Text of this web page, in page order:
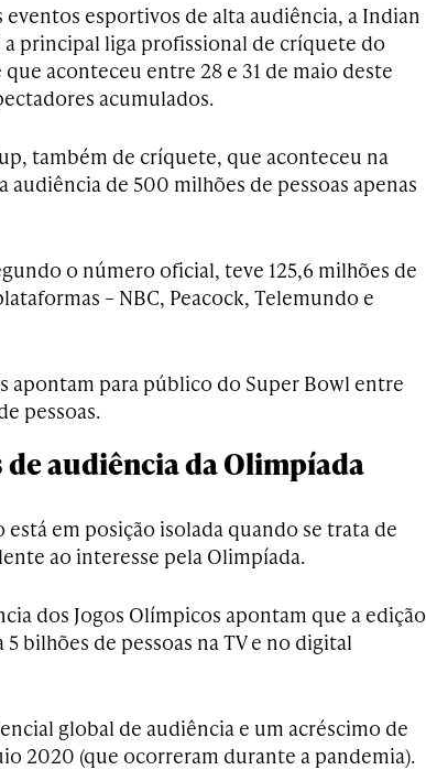
esportivos de alta audiência, a Indian
a principal liga profissional de críquete do
aconteceu entre 28 e 31 de maio deste
acumulados.
também de críquete, que aconteceu na
audiência de 500 milhões de pessoas apenas
o número oficial, teve 125,6 milhões de
– NBC, Peacock, Telemundo e
apontam para público do Super Bowl entre
pessoas.
audiência da Olimpíada
em posição isolada quando se trata de
ao interesse pela Olimpíada.
dos Jogos Olímpicos apontam que a edição
5 bilhões de pessoas na TV e no digital
global de audiência e um acréscimo de
2020 (que ocorreram durante a pandemia).